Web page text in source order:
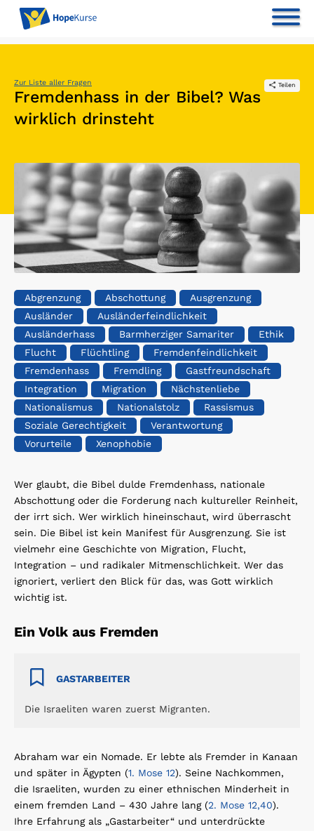
Zur Liste aller Fragen Teilen
Fremdenhass in der Bibel? Was
wirklich drinsteht
Abgrenzung Abschottung
Ausgrenzung
Ausländer
Ausländerfeindlichkeit
Ausländerhass
Barmherziger Samariter
Ethik
Flucht
Flüchtling
Fremdenfeindlichkeit
Fremdenhass
Fremdling
Gastfreundschaft
Integration
Migration
Nächstenliebe
Nationalismus
Nationalstolz
Rassismus
Soziale Gerechtigkeit
Verantwortung
Vorurteile
Xenophobie
Wer glaubt, die Bibel dulde Fremdenhass, nationale
Abschottung oder die Forderung nach kultureller Reinheit,
der irrt sich. Wer wirklich hineinschaut, wird überrascht
sein. Die Bibel ist kein Manifest für Ausgrenzung. Sie ist
vielmehr eine Geschichte von Migration, Flucht,
Integration – und radikaler Mitmenschlichkeit. Wer das
ignoriert, verliert den Blick für das, was Gott wirklich
wichtig ist.
Ein Volk aus Fremden
GASTARBEITER
Die Israeliten waren zuerst Migranten.
Abraham war ein Nomade. Er lebte als Fremder in Kanaan
und später in Ägypten (1. Mose 12). Seine Nachkommen,
die Israeliten, wurden zu einer ethnischen Minderheit in
einem fremden Land – 430 Jahre lang (2. Mose 12,40).
Ihre Erfahrung als „Gastarbeiter“ und unterdrückte